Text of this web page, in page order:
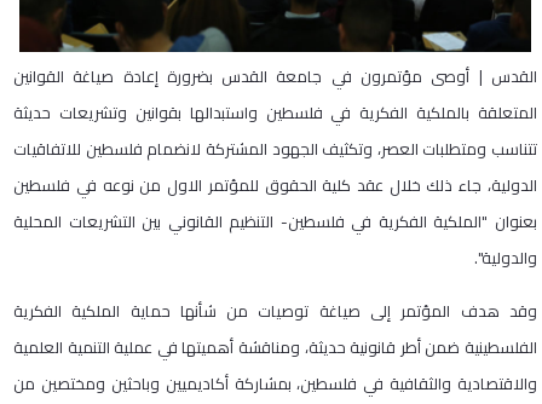
القدس | أوصى مؤتمرون في جامعة القدس بضرورة إعادة صياغة القوانين
المتعلقة بالملكية الفكرية في فلسطين واستبدالها بقوانين وتشريعات حديثة
تتناسب ومتطلبات العصر، وتكثيف الجهود المشتركة لانضمام فلسطين للاتفاقيات
الدولية، جاء ذلك خلال عقد كلية الحقوق للمؤتمر الاول من نوعه في فلسطين
بعنوان "الملكية الفكرية في فلسطين- التنظيم القانوني بين التشريعات المحلية
والدولية".
وقد هدف المؤتمر إلى صياغة توصيات من شأنها حماية الملكية الفكرية
الفلسطينية ضمن أطر قانونية حديثة، ومناقشة أهميتها في عملية التنمية العلمية
والاقتصادية والثقافية في فلسطين، بمشاركة أكاديميين وباحثين ومختصين من